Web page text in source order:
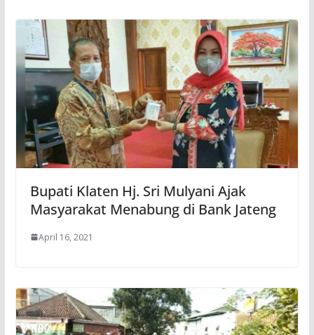
Bupati Klaten Hj. Sri Mulyani Ajak
Masyarakat Menabung di Bank Jateng
April 16, 2021